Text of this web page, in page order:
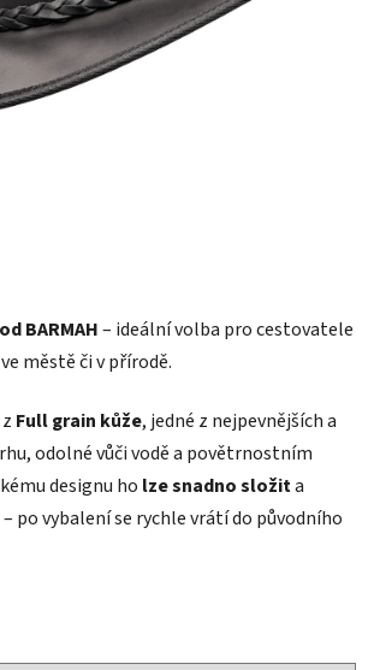
BARMAH– ideální volba pro cestovatele
městě či v přírodě.
Full grain kůže, jedné z nejpevnějších a
odolné vůči vodě a povětrnostním
designu ho lze snadno složita
po vybalení se rychle vrátí do původního